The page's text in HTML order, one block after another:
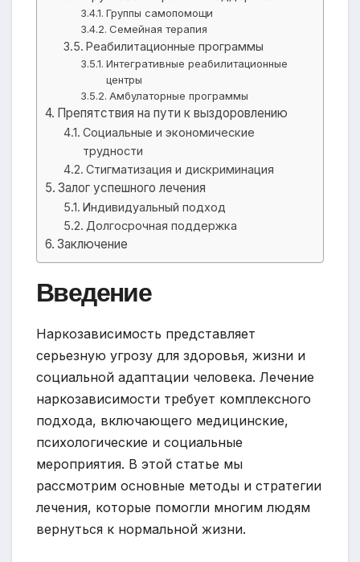
Группы самопомощи
Семейная терапия
Реабилитационные программы
Интегративные реабилитационные
центры
Амбулаторные программы
Препятствия на пути к выздоровлению
Социальные и экономические
трудности
Стигматизация и дискриминация
Залог успешного лечения
Индивидуальный подход
Долгосрочная поддержка
Заключение
Введение
Наркозависимость представляет
серьезную угрозу для здоровья, жизни и
социальной адаптации человека. Лечение
наркозависимости требует комплексного
подхода, включающего медицинские,
психологические и социальные
мероприятия. В этой статье мы
рассмотрим основные методы и стратегии
лечения, которые помогли многим людям
вернуться к нормальной жизни.